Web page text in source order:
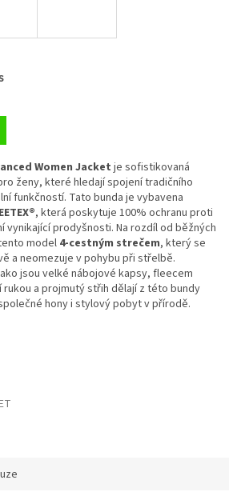
Women Jacket je sofistikovaná
ženy, které hledají spojení tradičního
funkčností. Tato bunda je vybavena
, která poskytuje 100% ochranu proti
vynikající prodyšnosti. Na rozdíl od běžných
model 4-cestným strečem, který se
a neomezuje v pohybu při střelbě.
jsou velké nábojové kapsy, fleecem
a projmutý střih dělají z této bundy
hony i stylový pobyt v přírodě.